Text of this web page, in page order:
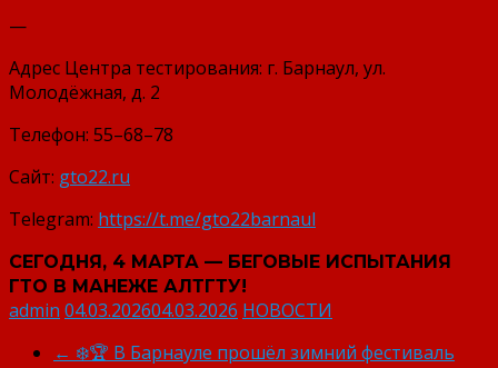
—
Адрес Центра тестирования: г. Барнаул, ул.
Молодёжная, д. 2
Телефон: 55–68–78
Сайт: gto22.ru
Telegram: https://t.me/gto22barnaul
СЕГОДНЯ, 4 МАРТА — БЕГОВЫЕ ИСПЫТАНИЯ
ГТО В МАНЕЖЕ АЛТГТУ!
admin 04.03.202604.03.2026 НОВОСТИ
← ❄️🏆 В Барнауле прошёл зимний фестиваль